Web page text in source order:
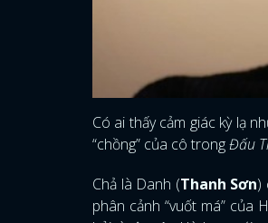
Có ai thấy cảm giác kỳ lạ
“chồng” của cô trongĐấu
Chả là Danh (Thanh Sơn)
phân cảnh “vuốt má” của